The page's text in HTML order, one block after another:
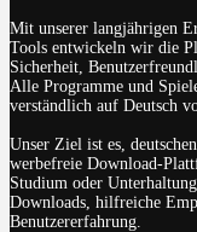
Mit unserer langjährigen
Tools entwickeln wir die
Sicherheit,
Alle Programme und
verständlich auf Deutsch
Unser Ziel ist es,
werbefreie Download-
Studium oder
Downloads, hilfreiche
Benutzererfahrung.